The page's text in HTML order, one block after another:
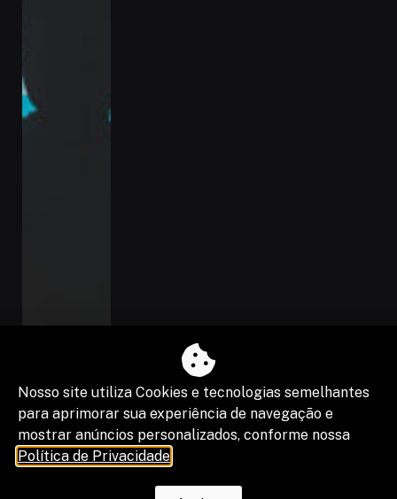
O fim da escala 6×1 reduz horas, mas
Nosso site utiliza Cookies e tecnologias semelhantes
para aprimorar sua experiência de navegação e
mostrar anúncios personalizados, conforme nossa
Política de Privacidade